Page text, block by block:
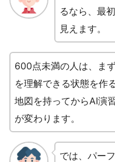
るなら、最
見えます。
600点未満の人は、ま
を理解できる状態を作
地図を持ってからAI演
が変わります。
では、パー